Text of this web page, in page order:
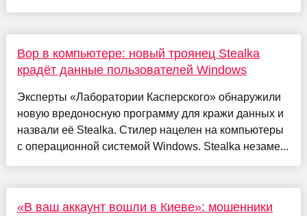
Вор в компьютере: новый троянец Stealka
крадёт данные пользователей Windows
Эксперты «Лаборатории Касперского» обнаружили
новую вредоносную программу для кражи данных и
назвали её Stealka. Стилер нацелен на компьютеры
с операционной системой Windows. Stealka незаме...
«В ваш аккаунт вошли в Киеве»: мошенники